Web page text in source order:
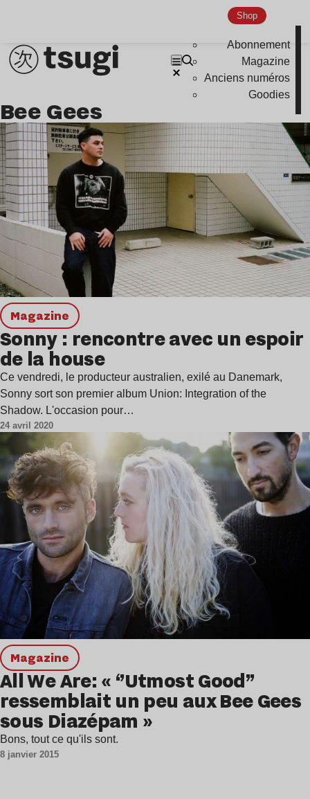
Shop
Abonnement
Magazine
Anciens numéros
Goodies
Bee Gees
magazine
Sonny : rencontre avec un espoir
de la house
Ce vendredi, le producteur australien, exilé au Danemark,
Sonny sort son premier album Union: Integration of the
Shadow. L'occasion pour…
24 avril 2020
magazine
All We Are: « ‘’Utmost Good’’
ressemblait un peu aux Bee Gees
sous Diazépam »
Bons, tout ce qu'ils sont.
8 janvier 2015